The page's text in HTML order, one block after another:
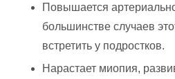
Повышается
большинстве случаев
встретить у подростков.
Нарастает миопия,